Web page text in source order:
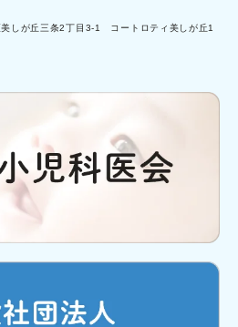
しが丘三条2丁目3-1 コートロティ美しが丘1